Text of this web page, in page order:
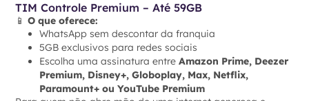
TIM Controle Premium – Até 59GB
📱O que oferece:
WhatsApp sem descontar da franquia
5GB exclusivos para redes sociais
Escolha uma assinatura entreAmazon Prime, Deezer
Premium, Disney+, Globoplay, Max, Netflix,
Paramount+ ou YouTube Premium